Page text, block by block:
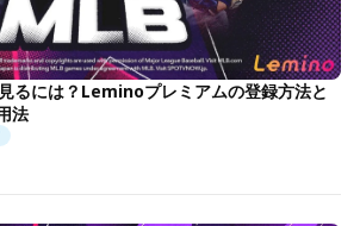
るには？Leminoプレミアムの登録方法と
法